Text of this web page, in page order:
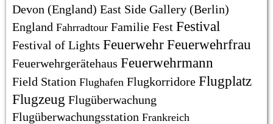
Devon (England) East Side Gallery (Berlin)
England Fahrradtour Familie Fest Festival
Festival of Lights Feuerwehr Feuerwehrfrau
Feuerwehrgerätehaus Feuerwehrmann
Field Station Flughafen Flugkorridore Flugplatz
Flugzeug Flugüberwachung
Flugüberwachungsstation Frankreich